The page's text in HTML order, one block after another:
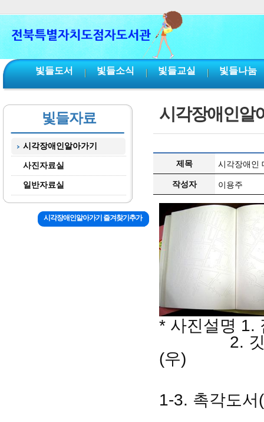
빛들도서 빛들소식 빛들교실 빛들나눔
빛들자료
시각장애인알아가기
사진자료실
일반자료실
시각장애인알
제목 시각장애인
작성자 이용주
* 사진설명 1.
2. 깃털 촉
(우)
1-3. 촉각도
시각장애인알아가기 즐겨찾기추가